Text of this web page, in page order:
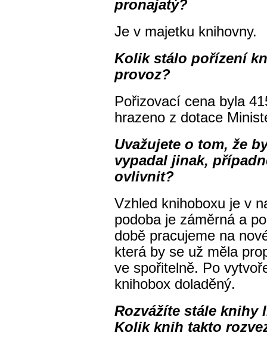
pronajatý?
Je v majetku knihovny.
Kolik stálo pořízení
provoz?
Pořizovací cena byla
hrazeno z dotace
Uvažujete o tom, že
vypadal jinak,
ovlivnit?
Vzhled knihoboxu je v
podoba je záměrná a
době pracujeme na
která by se už měla
ve spořitelně. Po
knihobox doladěný.
Rozvážíte stále knihy
Kolik knih takto